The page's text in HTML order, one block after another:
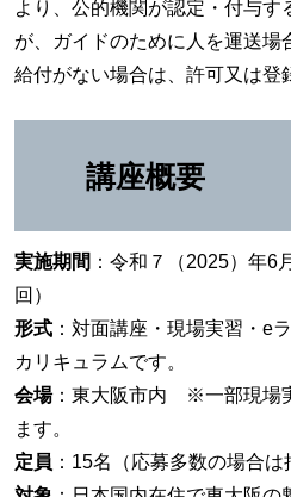
より、公的機関が認定・付与す
が、ガイドのために人を運送場
給付がない場合は、許可又は登
講座概要
実施期間 ：令和７（2025）年6
回）
形式 ：対面講座・現場実習・e
カリキュラムです。
会場：東大阪市内 ※一部現場
ます。
定員 ：15名（応募多数の場合は